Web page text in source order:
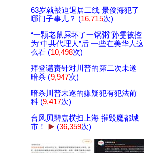
63岁就被迫退居二线 景俊海犯了
哪门子事儿？ (16,715次)
“一颗老鼠屎坏了一锅粥”孙雯被控
为“中共代理人”后 一些在美华人这
么看 (10,498次)
拜登谴责针对川普的第二次未遂
暗杀 (9,947次)
暗杀川普未遂的嫌疑犯有犯法前
科 (9,417次)
台风贝碧嘉横扫上海 摧毁魔都城
市！
▶️ (36,359次)